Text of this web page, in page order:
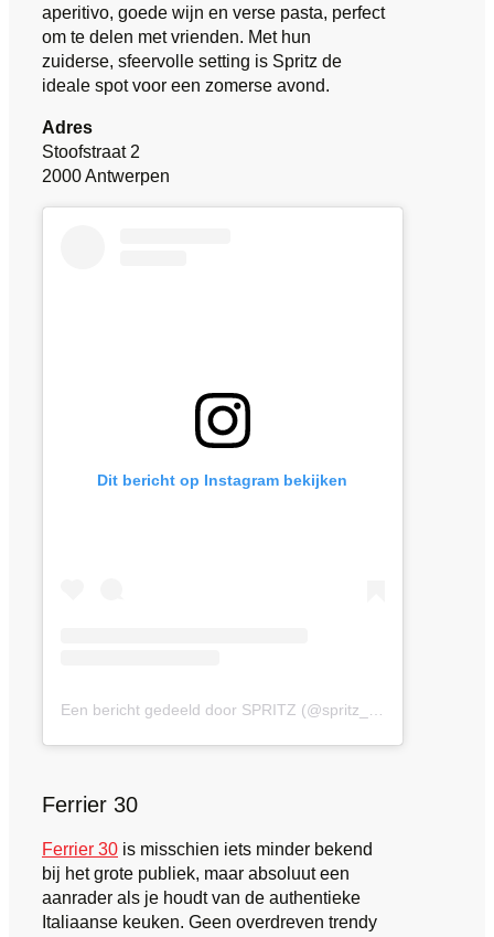
aperitivo, goede wijn en verse pasta, perfect
om te delen met vrienden. Met hun
zuiderse, sfeervolle setting is Spritz de
ideale spot voor een zomerse avond.
Adres
Stoofstraat 2
2000 Antwerpen
Dit bericht op Instagram bekijken
Ferrier 30
Ferrier 30is misschien iets minder bekend
bij het grote publiek, maar absoluut een
aanrader als je houdt van de authentieke
Italiaanse keuken. Geen overdreven trendy